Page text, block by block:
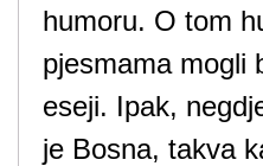
humoru. O tom
pjesmama mogli
eseji. Ipak,
je Bosna, takva